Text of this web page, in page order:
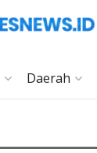
Daerah